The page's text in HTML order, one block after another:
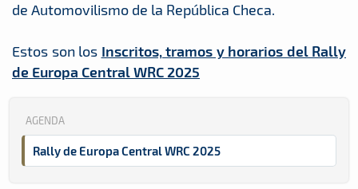
de Automovilismo de la República Checa.
Estos son los Inscritos, tramos y horarios del Rally
de Europa Central WRC 2025
AGENDA
Rally de Europa Central WRC 2025